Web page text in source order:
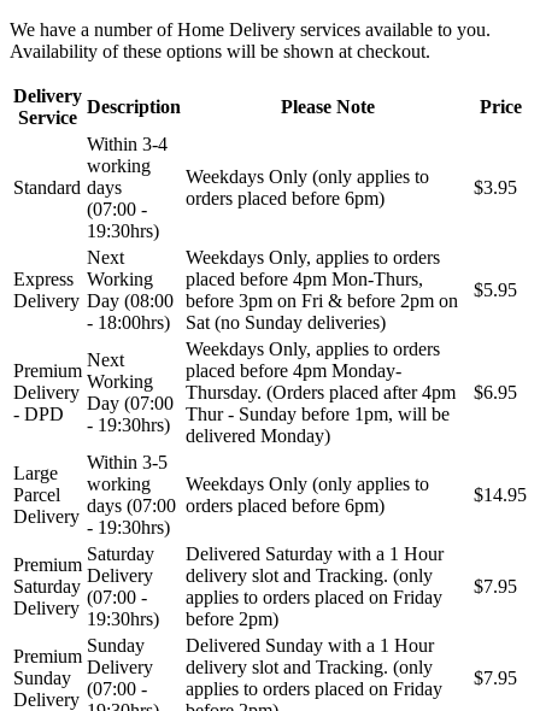
TOPRAN TOPTUL
UNITROL
Vazdušni amortizer sa oprugom Vitla za OFF-Road vozila
Vitlo za prikolice i specijalna
vozila
VNE
VOGTLAND VOLT
We have a number of Home Delivery services available to you.
Availability of these options will be shown at checkout.
Delivery
Service
Description Please Note Price
Standard
Within 3-4
working
days
(07:00 -
19:30hrs)
Weekdays Only (only applies to
orders placed before 6pm)
$3.95
Express
Delivery
Next
Working
Day (08:00
- 18:00hrs)
Weekdays Only, applies to orders
placed before 4pm Mon-Thurs,
before 3pm on Fri & before 2pm on
Sat (no Sunday deliveries)
$5.95
Premium
Delivery
- DPD
Next
Working
Day (07:00
- 19:30hrs)
Weekdays Only, applies to orders
placed before 4pm Monday-
Thursday. (Orders placed after 4pm
Thur - Sunday before 1pm, will be
delivered Monday)
$6.95
Large
Parcel
Delivery
Within 3-5
working
days (07:00
- 19:30hrs)
Weekdays Only (only applies to
orders placed before 6pm)
$14.95
Premium
Saturday
Delivery
Saturday
Delivery
(07:00 -
19:30hrs)
Delivered Saturday with a 1 Hour
delivery slot and Tracking. (only
applies to orders placed on Friday
before 2pm)
$7.95
Premium
Sunday
Delivery
Sunday
Delivery
(07:00 -
Delivered Sunday with a 1 Hour
delivery slot and Tracking. (only
applies to orders placed on Friday
$7.95